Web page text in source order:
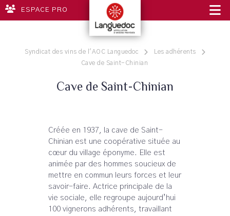
ESPACE PRO
Syndicat des vins de l'AOC Languedoc
Les adhérents
Cave de Saint-Chinian
Cave de Saint-Chinian
Créée en 1937, la cave de Saint-
Chinian est une coopérative située au
cœur du village éponyme. Elle est
animée par des hommes soucieux de
mettre en commun leurs forces et leur
savoir-faire. Actrice principale de la
vie sociale, elle regroupe aujourd’hui
100 vignerons adhérents, travaillant